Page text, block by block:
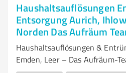
Haushaltsauflösungen
Entsorgung Aurich,
Norden Das Aufräum
Haushaltsauflösungen &
Emden, Leer – Das Aufräum-